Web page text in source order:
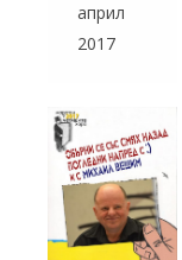
април
2017